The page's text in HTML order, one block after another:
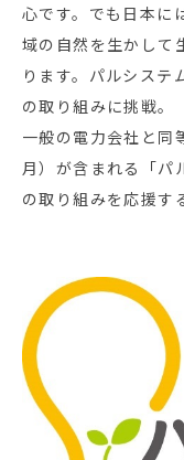
心です。でも日本に
域の自然を生かして
ります。パルシステ
の取り組みに挑戦。
一般の電力会社と
月）が含まれる「パ
の取り組みを応援す